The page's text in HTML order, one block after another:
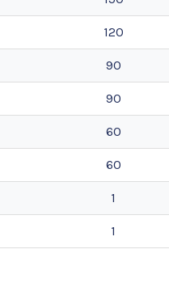
120
90
90
60
60
1
1